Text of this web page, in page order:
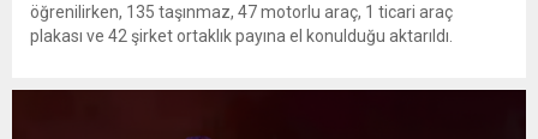
öğrenilirken, 135 taşınmaz, 47 motorlu araç, 1 ticari araç
plakası ve 42 şirket ortaklık payına el konulduğu aktarıldı.